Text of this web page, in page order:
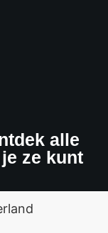
alle
ze kunt